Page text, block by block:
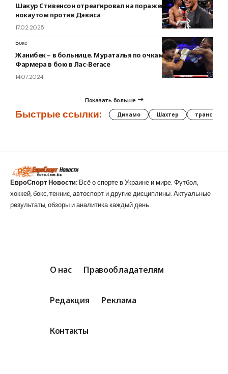
Шакур Стивенсон отреагировал на поражение Беринчика
нокаутом против Дэвиса
17.02.2025
Бокс
Жанибек – в больнице. Мураталья по очкам победил
Фармера в бою в Лас-Вегасе
14.07.2024
Показать больше
Быстрые ссылки: Динамо Шахтер трансферы
ЕвроСпорт Новости: Всё о спорте в Украине и мире. Футбол,
хоккей, бокс, теннис, автоспорт и другие дисциплины. Актуальные
результаты, обзоры и аналитика каждый день.
О нас Правообладателям
Редакция Реклама
Контакты